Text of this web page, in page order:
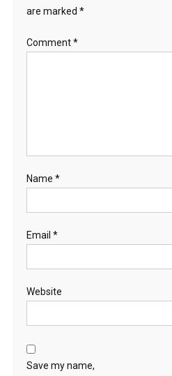
are marked *
Comment*
Name *
Email *
Website
Save my name,